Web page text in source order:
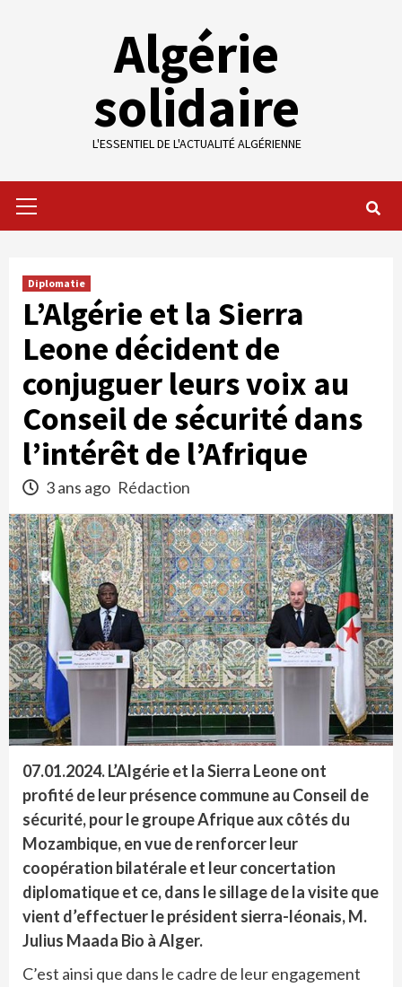
Algérie
solidaire
L'ESSENTIEL DE L'ACTUALITÉ ALGÉRIENNE
Menu
Diplomatie
L’Algérie et la Sierra
Leone décident de
conjuguer leurs voix au
Conseil de sécurité dans
l’intérêt de l’Afrique
3 ans ago Rédaction
07.01.2024. L’Algérie et la Sierra Leone ont
profité de leur présence commune au Conseil de
sécurité, pour le groupe Afrique aux côtés du
Mozambique, en vue de renforcer leur
coopération bilatérale et leur concertation
diplomatique et ce, dans le sillage de la visite que
vient d’effectuer le président sierra-léonais, M.
Julius Maada Bio à Alger.
C’est ainsi que dans le cadre de leur engagement